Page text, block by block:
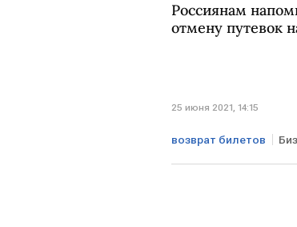
Россиянам
отмену путевок
25 июня 2021, 14:15
возврат билетов